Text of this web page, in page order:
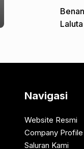
Navigasi
Website Resmi
Company Profile
Saluran Kami